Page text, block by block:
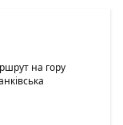
на гору